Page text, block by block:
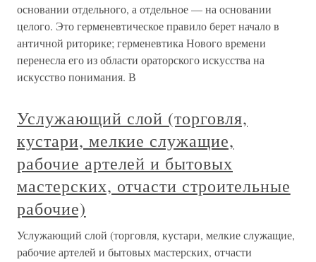
основании отдельного, а отдельное — на основании
целого. Это герменевтическое правило берет начало в
античной риторике; герменевтика Нового времени
перенесла его из области ораторского искусства на
искусство понимания. В
Услужающий слой (торговля,
кустари, мелкие служащие,
рабочие артелей и бытовых
мастерских, отчасти строительные
рабочие)
Услужающий слой (торговля, кустари, мелкие служащие,
рабочие артелей и бытовых мастерских, отчасти